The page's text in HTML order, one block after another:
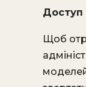
Доступ
Щоб